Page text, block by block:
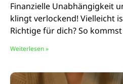
Finanzielle Unabhängigkeit
klingt verlockend! Vielleicht
Richtige für dich? So
Weiterlesen »